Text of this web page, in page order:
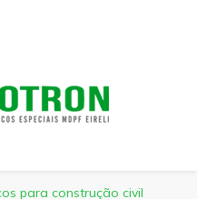
para construção civil